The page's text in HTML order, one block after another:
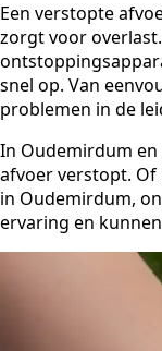
Een verstopte
zorgt voor
snel op. Van
problemen in de
In Oudemirdum
afvoer verstopt. Of
in Oudemirdum,
ervaring en